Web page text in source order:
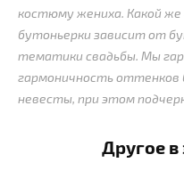
костюму жениха. Какой
бутоньерки зависит от
тематики свадьбы. Мы
гармоничность оттенков
невесты, при этом
Другое в